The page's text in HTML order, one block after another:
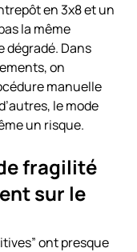
en 3x8 et un
la même
dégradé. Dans
on
manuelle
le mode
un risque.
fragilité
sur le
ont presque